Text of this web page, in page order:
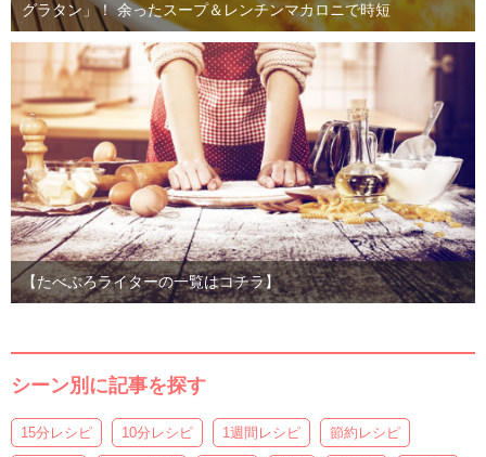
グラタン」！ 余ったスープ＆レンチンマカロニで時短
【たべぷろライターの一覧はコチラ】
シーン別に記事を探す
15分レシピ 10分レシピ 1週間レシピ 節約レシピ